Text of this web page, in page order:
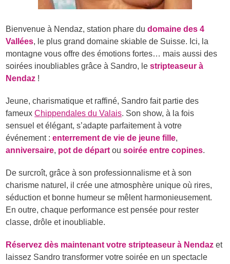
Bienvenue à Nendaz, station phare dudomaine des 4
Vallées, le plus grand domaine skiable de Suisse. Ici, la
montagne vous offre des émotions fortes… mais aussi des
soirées inoubliables grâce à Sandro, lestripteaseur à
Nendaz !
Jeune, charismatique et raffiné, Sandro fait partie des
fameuxChippendales du Valais. Son show, à la fois
sensuel et élégant, s’adapte parfaitement à votre
événement :enterrement de vie de jeune fille,
anniversaire, pot de départ ousoirée entre copines.
De surcroît, grâce à son professionnalisme et à son
charisme naturel, il crée une atmosphère unique où rires,
séduction et bonne humeur se mêlent harmonieusement.
En outre, chaque performance est pensée pour rester
classe, drôle et inoubliable.
Réservez dès maintenant votre stripteaseur à Nendaz et
laissez Sandro transformer votre soirée en un spectacle